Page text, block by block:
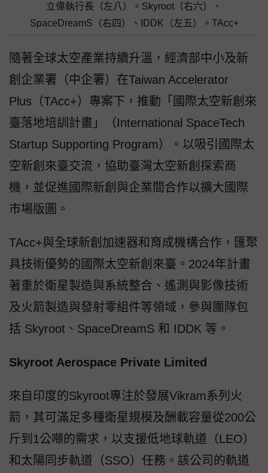
立偉執行長（左八）。Skyroot（右六）、
SpaceDreamS（右四）、IDDK（左五）。TAcc+
隨著全球太空產業持續升溫，經濟部中小及新
創企業署（中企署）在Taiwan Accelerator
Plus（TAcc+）專案下，推動「國際太空新創來
臺落地培訓計畫」（International SpaceTech
Startup Supporting Program）。以吸引國際太
空新創來臺交流，協助臺灣太空新創探索商
機，並促進國際新創與企業間合作以擴大國際
市場版圖。
TAcc+與全球新創加速器和育成機構合作，匯聚
具技術優勢的國際太空新創來臺。2024年計畫
著重於衛星製造與系統整合、遙測與影像技術
及火箭製造與發射零組件等領域，參與團隊包
括 Skyroot、SpaceDreamS 和 IDDK 等。
Skyroot Aerospace Private Limited
來自印度的Skyroot專注於發展Vikram系列火
箭，其可滿足多種衛星規模及酬載容量從200公
斤到1公噸的需求，以支援低地球軌道（LEO）
和太陽同步軌道（SSO）任務。該公司的軌道